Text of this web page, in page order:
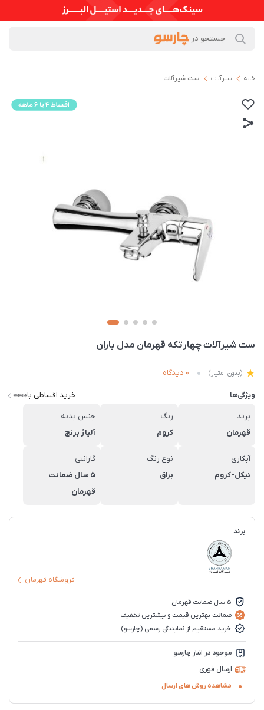
خانه شیرآلات ست شیرآلات
ست شیرآلات چهارتکه قهرمان مدل باران
(بدون امتیاز) 0 دیدگاه
ویژگی‌ها خرید اقساطی با
برند
قهرمان
رنگ
کروم
جنس بدنه
آلیاژ برنج
آبکاری
نیکل-کروم
نوع رنگ
براق
گارانتی
5 سال ضمانت
قهرمان
برند
فروشگاه قهرمان
5 سال ضمانت قهرمان
ضمانت بهترین قیمت و بیشترین تخفیف
خرید مستقیم از نمایندگی رسمی (چارسو)
موجود در انبار چارسو
ارسال فوری
مشاهده روش های ارسال